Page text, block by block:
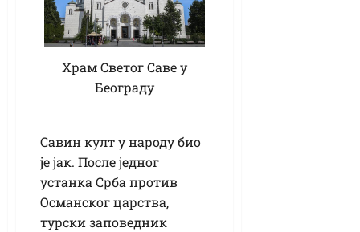
Храм Светог Саве у
Београду
Савин култ у народу био
је јак. После једног
устанка Срба против
Османског царства,
турски заповедник